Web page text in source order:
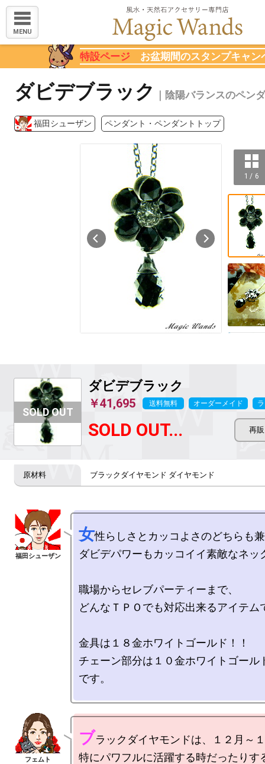
MENU
特設ページ お盆期間のスタンプキャン
ダビデブラック ｜陰陽バランスのペン
福田シューザン ペンダント・ペンダントトップ
1 / 6
ダビデブラック
￥41,695 送料無料 オーダーメイド
SOLD OUT...
ブラックダイヤモンド ダイヤモンド
女性らしさとカッコよさのどちらも
ダビデパワーもカッコイイ素敵なネッ
職場からセレブパーティーまで、
どんなＴＰＯでも対応出来るアイテム
金具は１８金ホワイトゴールド！！
チェーン部分は１０金ホワイトゴール
です。
ブラックダイヤモンドは、１２月～
特にパワフルに活躍する時だったり